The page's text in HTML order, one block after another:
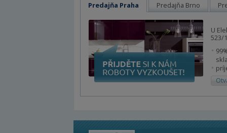
Predajňa Praha Predajňa Brno
U
523/